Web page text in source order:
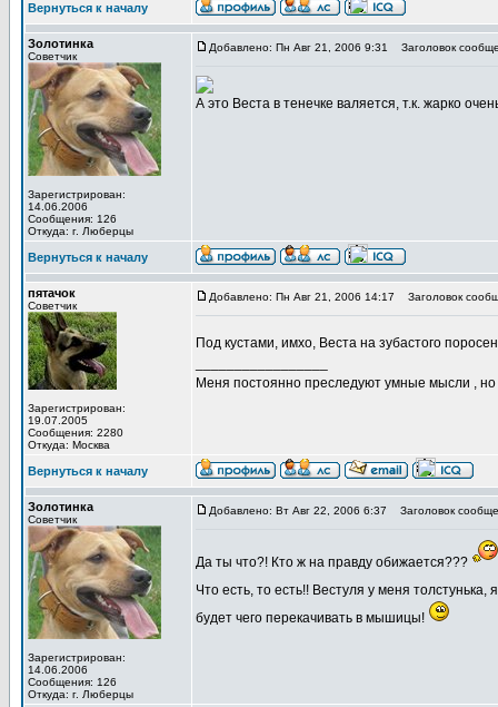
Вернуться к началу
Золотинка
Советчик
Зарегистрирован:
14.06.2006
Сообщения: 126
Откуда: г. Люберцы
Добавлено: Пн Авг 21, 2006 9:31 Заголовок
А это Веста в тенечке валяется, т.к. жарко
Вернуться к началу
пятачок
Советчик
Зарегистрирован:
19.07.2005
Сообщения: 2280
Откуда: Москва
Добавлено: Пн Авг 21, 2006 14:17 Заголовок
Под кустами, имхо, Веста на зубастого
Меня постоянно преследуют умные мысли ,
Вернуться к началу
Золотинка
Советчик
Зарегистрирован:
14.06.2006
Сообщения: 126
Откуда: г. Люберцы
Добавлено: Вт Авг 22, 2006 6:37 Заголовок
Да ты что?! Кто ж на правду обижается???
Что есть, то есть!! Вестуля у меня
будет чего перекачивать в мышицы!